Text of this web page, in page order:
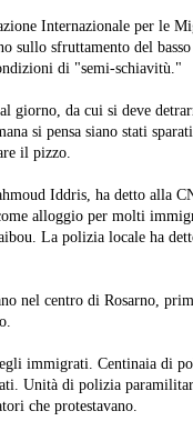
Internazionale per le
sullo sfruttamento del
di "semi-schiavitù."
giorno, da cui si deve
si pensa siano stati
il pizzo.
Iddris, ha detto alla
alloggio per molti
La polizia locale ha
nel centro di Rosarno,
immigrati. Centinaia di
Unità di polizia
che protestavano.